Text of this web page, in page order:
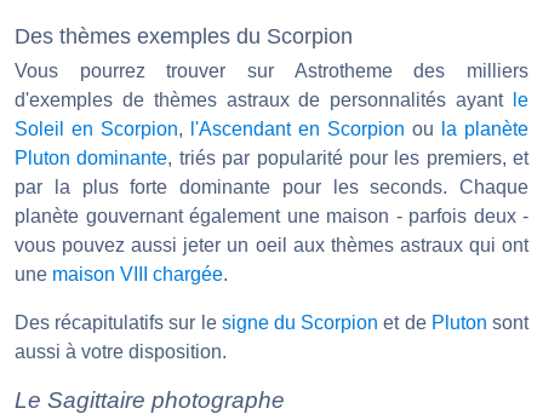
Des thèmes exemples du Scorpion
Vous pourrez trouver sur Astrotheme des milliers
d'exemples de thèmes astraux de personnalités ayant
le
Soleil en Scorpion, l'Ascendant en Scorpion ou
la planète
Pluton dominante, triés par popularité pour les premiers, et
par la plus forte dominante pour les seconds. Chaque
planète gouvernant également une maison - parfois deux -
vous pouvez aussi jeter un oeil aux thèmes astraux qui ont
une maison VIII chargée.
Des récapitulatifs sur le signe du Scorpion et de Pluton sont
aussi à votre disposition.
Le Sagittaire photographe